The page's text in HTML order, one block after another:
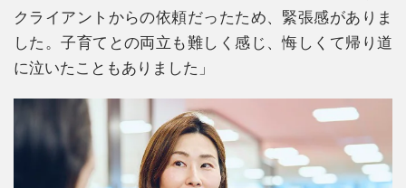
クライアントからの依頼だったため、緊張感がありま
した。子育てとの両立も難しく感じ、悔しくて帰り道
に泣いたこともありました」